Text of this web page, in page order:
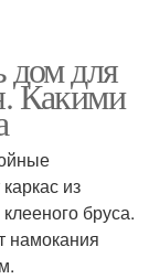
дом для
Какими
из
бруса.
намокания